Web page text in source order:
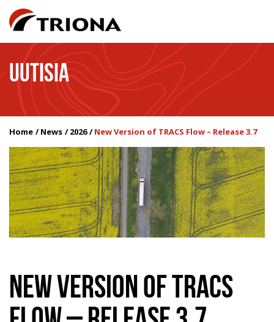
UUTISIA
Home News 2026 New Version of TRACS Flow – Release 3.7
NEW VERSION OF TRACS